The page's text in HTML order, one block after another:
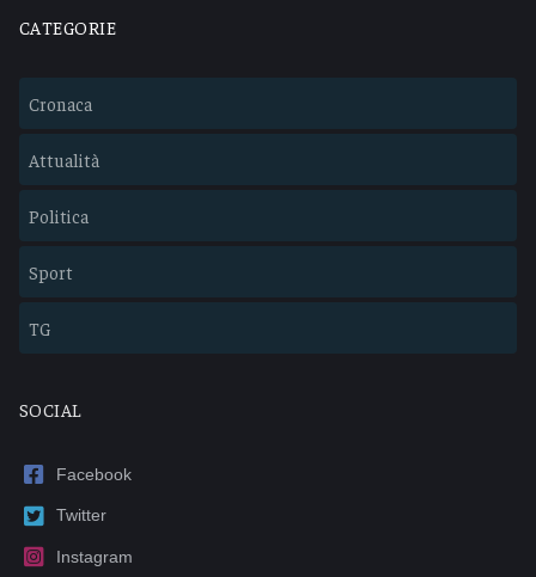
CATEGORIE
Cronaca
Attualità
Politica
Sport
TG
SOCIAL
Facebook
Twitter
Instagram